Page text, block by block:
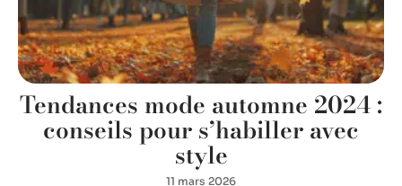
Tendances mode automne 2024 :
conseils pour s’habiller avec
style
11 mars 2026